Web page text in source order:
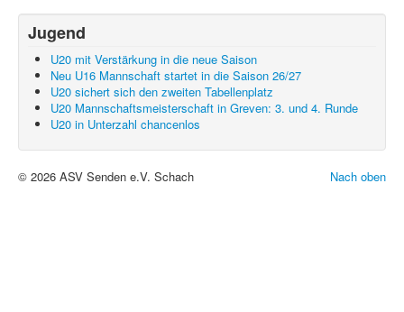
Jugend
U20 mit Verstärkung in die neue Saison
Neu U16 Mannschaft startet in die Saison 26/27
U20 sichert sich den zweiten Tabellenplatz
U20 Mannschaftsmeisterschaft in Greven: 3. und 4. Runde
U20 in Unterzahl chancenlos
Nach oben
© 2026 ASV Senden e.V. Schach